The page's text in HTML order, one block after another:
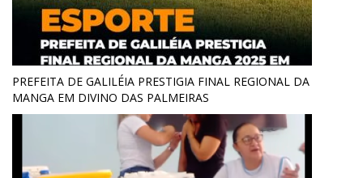
PREFEITA DE GALILÉIA PRESTIGIA FINAL REGIONAL DA
MANGA EM DIVINO DAS PALMEIRAS